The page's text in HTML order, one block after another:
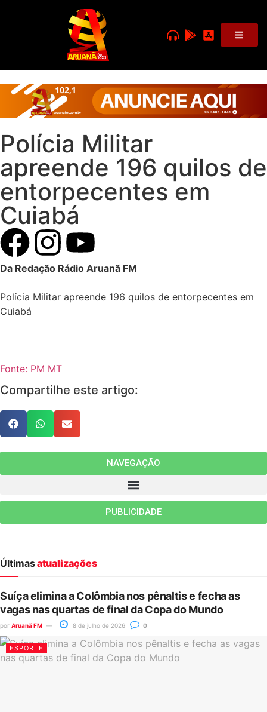
Polícia Militar
apreende 196 quilos de
entorpecentes em
Cuiabá
Da Redação Rádio Aruanã FM
Polícia Militar apreende 196 quilos de entorpecentes em
Cuiabá
Fonte: PM MT
Compartilhe este artigo:
NAVEGAÇÃO
PUBLICIDADE
Últimasatualizações
Suíça elimina a Colômbia nos pênaltis e fecha as
vagas nas quartas de final da Copa do Mundo
por Aruanã FM 8 de julho de 2026 0
ESPORTE